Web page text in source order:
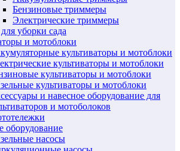
Бензиновые триммеры
Электрические триммеры
уборки сада
и мотоблоки
культиваторы и мотоблоки
культиваторы и мотоблоки
культиваторы и мотоблоки
культиваторы и мотоблоки
и навесное оборудование для
и мотоболоков
оборудование
насосы